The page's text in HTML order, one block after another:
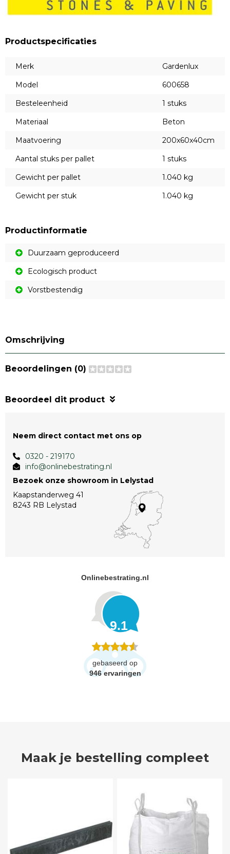
Productspecificaties
Merk
Gardenlux
Model
600658
Besteleenheid
1 stuks
Materiaal
Beton
Maatvoering
200x60x40cm
Aantal stuks per pallet
1 stuks
Gewicht per pallet
1.040 kg
Gewicht per stuk
1.040 kg
Productinformatie
Duurzaam geproduceerd
Ecologisch product
Vorstbestendig
Omschrijving
Beoordelingen (0)
Beoordeel dit product
Neem direct contact met ons op
0320 - 219170
info@onlinebestrating.nl
Bezoek onze showroom in Lelystad
Kaapstanderweg 41
8243 RB Lelystad
Onlinebestrating.nl
9.1
gebaseerd op
946 ervaringen
Maak je bestelling compleet